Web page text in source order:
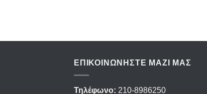
ΕΠΙΚΟΙΝΩΝΉΣΤΕ ΜΑΖΊ ΜΑΣ
Τηλέφωνο: 210-8986250